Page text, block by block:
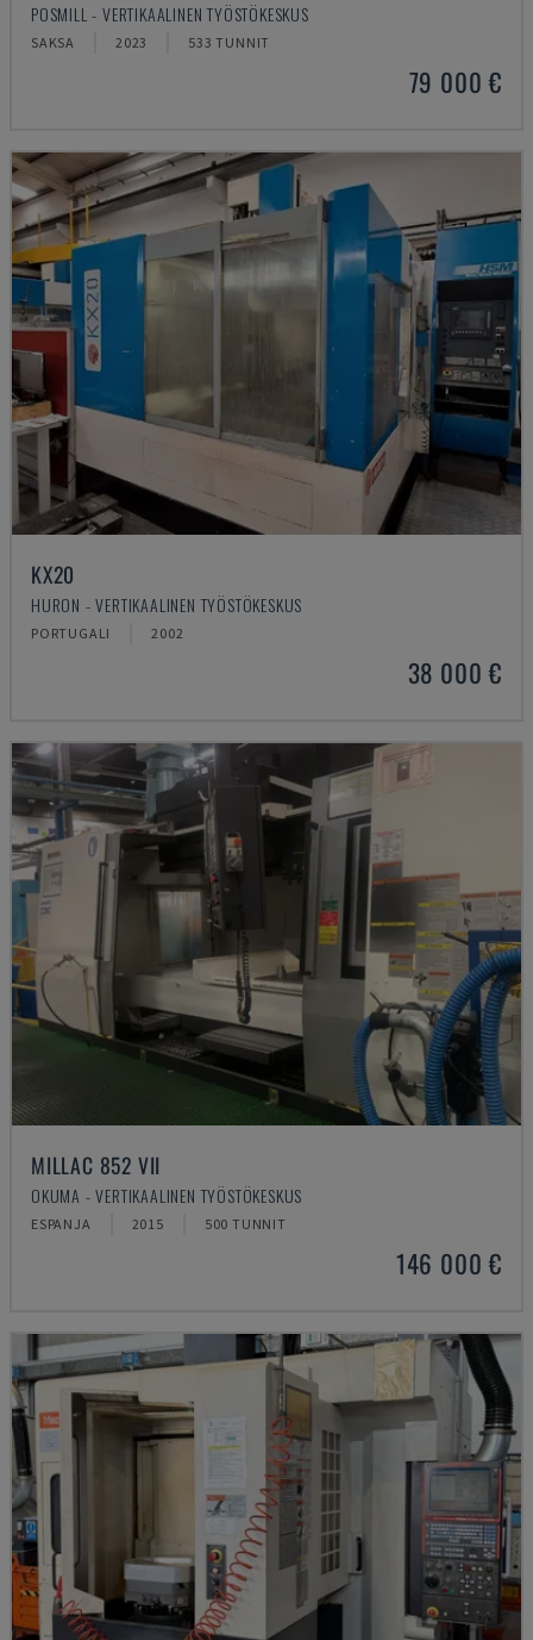
POSMILL - VERTIKAALINEN TYÖSTÖKESKUS
SAKSA 2023 533 TUNNIT
79 000 €
KX20
HURON - VERTIKAALINEN TYÖSTÖKESKUS
PORTUGALI 2002
38 000 €
MILLAC 852 VII
OKUMA - VERTIKAALINEN TYÖSTÖKESKUS
ESPANJA 2015 500 TUNNIT
146 000 €